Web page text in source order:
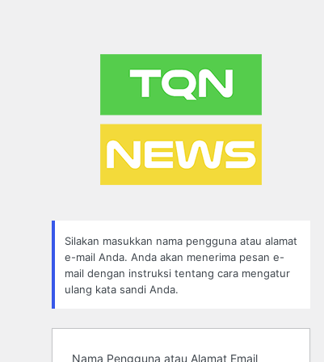
Silakan masukkan nama pengguna atau alamat
e-mail Anda. Anda akan menerima pesan e-
mail dengan instruksi tentang cara mengatur
ulang kata sandi Anda.
Nama Pengguna atau Alamat Email